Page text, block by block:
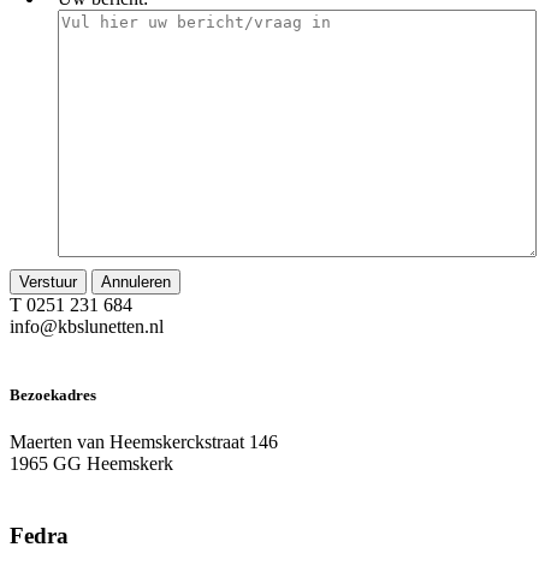
T 0251 231 684
info@kbslunetten.nl
Bezoekadres
Maerten van Heemskerckstraat 146
1965 GG Heemskerk
Fedra